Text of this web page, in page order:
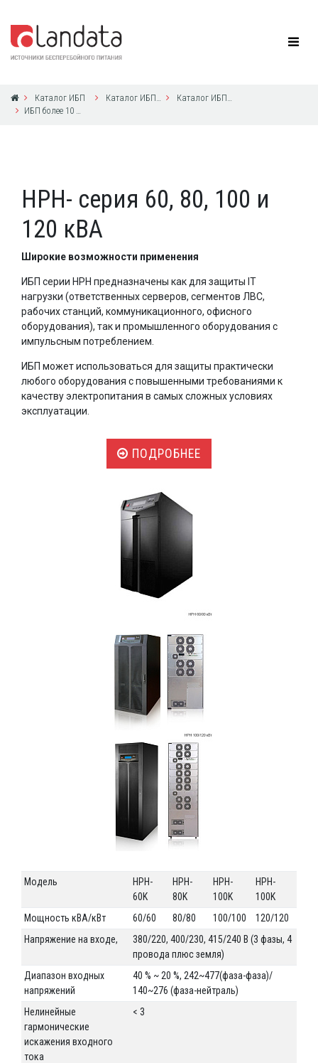
Каталог ИБП Каталог ИБП Delta Electronics
Каталог ИБП Delta Electronics
ИБП более 10 кВА с 3ф выходом
HPH- серия 60, 80, 100 и
120 кВА
Широкие возможности применения
ИБП серии HPH предназначены как для защиты IT
нагрузки (ответственных серверов, сегментов ЛВС,
рабочих станций, коммуникационного, офисного
оборудования), так и промышленного оборудования с
импульсным потреблением.
ИБП может использоваться для защиты практически
любого оборудования с повышенными требованиями к
качеству электропитания в самых сложных условиях
эксплуатации.
ПОДРОБНЕЕ
Модель
HPH-
60K
HPH-
80K
HPH-
100K
HPH-
100K
Мощность кВА/кВт
60/60 80/80 100/100
120/120
Напряжение на входе,
380/220, 400/230, 415/240 В (3 фазы, 4
провода плюс земля)
Диапазон входных
напряжений
40 % ~ 20 %, 242~477(фаза-фаза)/
140~276 (фаза-нейтраль)
Нелинейные
гармонические
искажения входного
тока
< 3